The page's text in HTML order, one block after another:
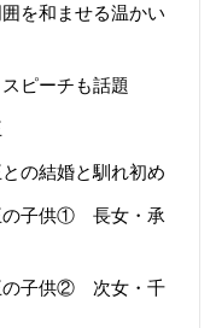
を和ませる温かい
ピーチも話題
の結婚と馴れ初め
の子供① 長女・承
の子供② 次女・千